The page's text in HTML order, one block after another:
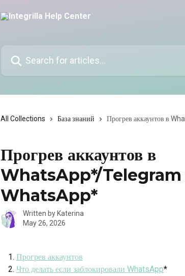
All Collections База знаний Прогрев аккаунтов в
Прогрев аккаунтов в
WhatsApp*/Telegram
WhatsApp*
Written by Katerina
May 26, 2026
Прогрев аккаунтов
Что делать если заблокировали WhatsApp*